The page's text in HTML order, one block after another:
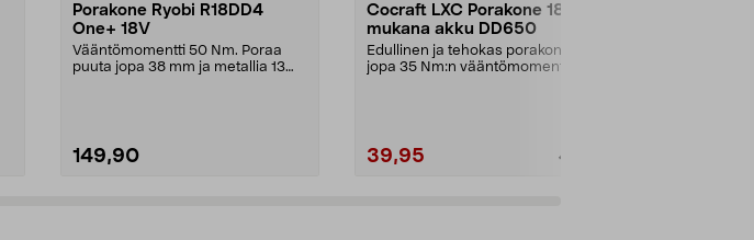
Porakone Ryobi R18DD4
One+ 18V
Vääntömomentti 50 Nm. Poraa
puuta jopa 38 mm ja metallia 13
149,90
Cocraft LXC Porakone 18 V,
mukana akku DD650
Edullinen ja tehokas porakone
jopa 35 Nm:n vääntömomentilla.
39,95 49,95